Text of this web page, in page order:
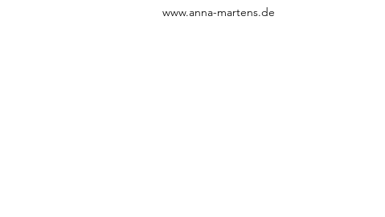
www.anna-martens.de